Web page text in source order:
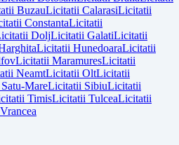
BuzauLicitatii CalarasiLicitatii
ConstantaLicitatii
DoljLicitatii GalatiLicitatii
Licitatii HunedoaraLicitatii
Licitatii MaramuresLicitatii
NeamtLicitatii OltLicitatii
Satu-MareLicitatii SibiuLicitatii
TimisLicitatii TulceaLicitatii
Vrancea